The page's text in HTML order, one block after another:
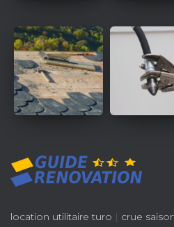
location utilitaire turo | crue